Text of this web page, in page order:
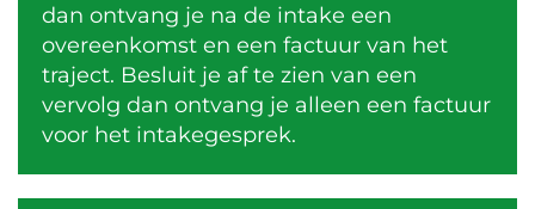
dan ontvang je na de intake een
overeenkomst en een factuur van het
traject. Besluit je af te zien van een
vervolg dan ontvang je alleen een factuur
voor het intakegesprek.